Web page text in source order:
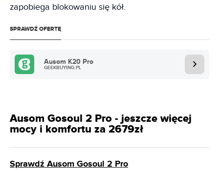
zapobiega blokowaniu się kół.
SPRAWDŹ OFERTĘ
Ausom K20 Pro
GEEKBUYING.PL
Ausom Gosoul 2 Pro - jeszcze więcej
mocy i komfortu za 2679zł
Sprawdź Ausom Gosoul 2 Pro